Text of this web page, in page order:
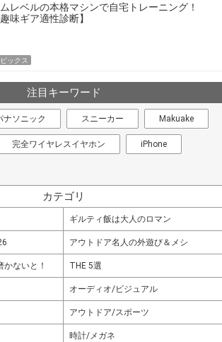
レベルの本格マシンで自宅トレーニング！
趣味ギア適性診断】
ピックス
注目キーワード
ナソニック スニーカー Makuake
完全ワイヤレスイヤホン iPhone
カテゴリ
ギルティ飯は大人のロマン
アウトドア名人の外遊び＆メシ
ないと！ THE 5選
オーディオ/ビジュアル
アウトドア/スポーツ
時計/メガネ